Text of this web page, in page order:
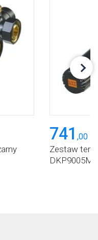
741 ,00
Zestaw